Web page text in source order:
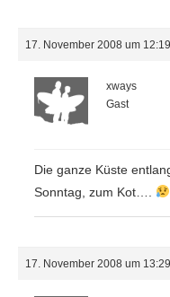
17. November 2008 um
xways
Gast
Die ganze Küste
Sonntag, zum Kot….
17. November 2008 um